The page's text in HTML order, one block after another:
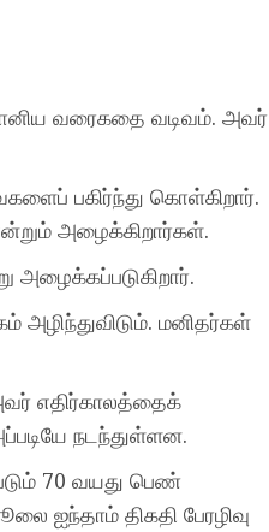
வரைகதை வடிவம். அவர்
பகிர்ந்து கொள்கிறார்.
அழைக்கிறார்கள்.
அழைக்கப்படுகிறார்.
அழிந்துவிடும். மனிதர்கள்
எதிர்காலத்தைக்
நடந்துள்ளன.
70 வயது பெண்
ஐந்தாம் திகதி பேரழிவு